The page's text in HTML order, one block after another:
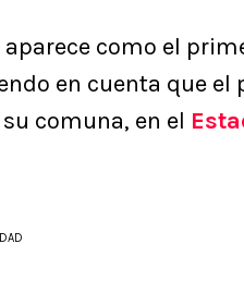
como el
en cuenta que el
comuna, en el